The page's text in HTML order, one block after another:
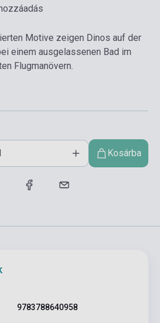
Motive zeigen Dinos auf der
einem ausgelassenen Bad im
Flugmanövern.
Kosárba
9783788640958